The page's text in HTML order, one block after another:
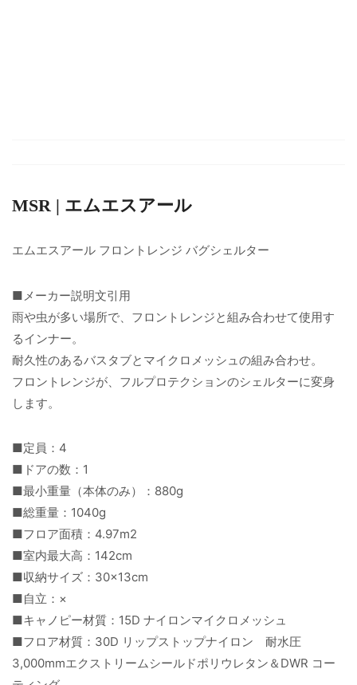
MSR | エムエスアール
エムエスアール フロントレンジ バグシェルター
■メーカー説明文引用
雨や虫が多い場所で、フロントレンジと組み合わせて使用す
るインナー。
耐久性のあるバスタブとマイクロメッシュの組み合わせ。
フロントレンジが、フルプロテクションのシェルターに変身
します。
■定員：4
■ドアの数：1
■最小重量（本体のみ）：880g
■総重量：1040g
■フロア面積：4.97m2
■室内最大高：142cm
■収納サイズ：30×13cm
■自立：×
■キャノピー材質：15D ナイロンマイクロメッシュ
■フロア材質：30D リップストップナイロン 耐水圧
3,000mmエクストリームシールドポリウレタン＆DWR コー